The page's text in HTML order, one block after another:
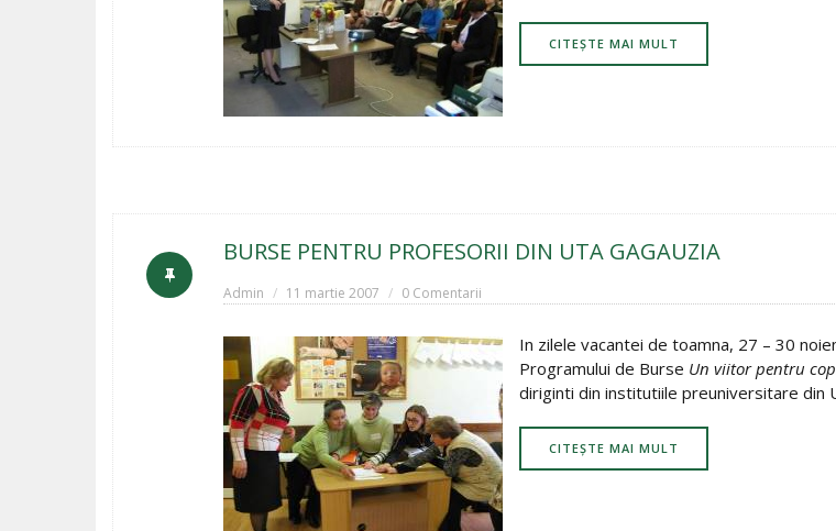
CITEȘTE MAI MULT
BURSE PENTRU PROFESORII DIN UTA GAGAUZIA
Admin 11 martie 2007 0 Comentarii
In zilele vacantei de toamna, 27 – 30
Programului de Burse Un viitor pentru
diriginti din institutiile preuniversitare din
CITEȘTE MAI MULT